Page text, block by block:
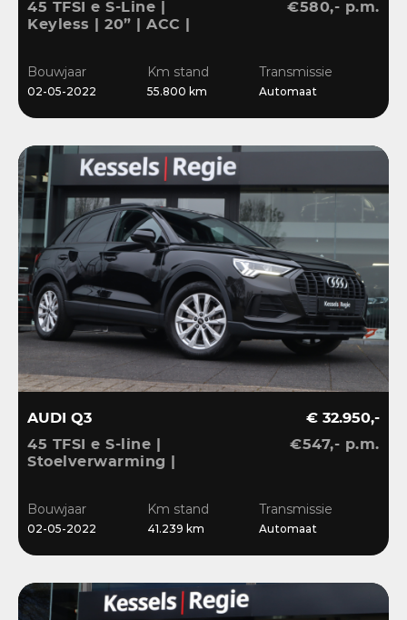
45 TFSI e S-Line |
Keyless | 20” | ACC |
€580,- p.m.
Bouwjaar
02-05-2022
Km stand
55.800 km
Transmissie
Automaat
AUDI Q3
45 TFSI e S-line |
Stoelverwarming |
€ 32.950,-
€547,- p.m.
Bouwjaar
02-05-2022
Km stand
41.239 km
Transmissie
Automaat